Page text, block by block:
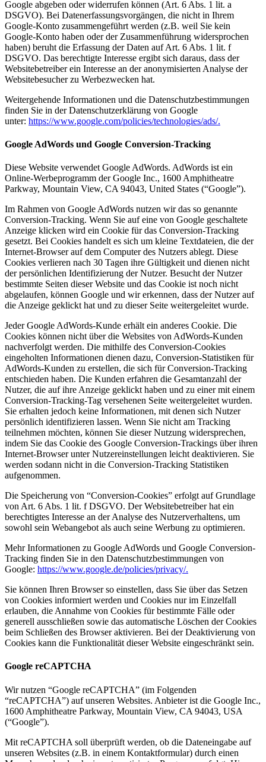
Google abgeben oder widerrufen können (Art. 6 Abs. 1 lit. a
DSGVO). Bei Datenerfassungsvorgängen, die nicht in Ihrem
Google-Konto zusammengeführt werden (z.B. weil Sie kein
Google-Konto haben oder der Zusammenführung widersprochen
haben) beruht die Erfassung der Daten auf Art. 6 Abs. 1 lit. f
DSGVO. Das berechtigte Interesse ergibt sich daraus, dass der
Websitebetreiber ein Interesse an der anonymisierten Analyse der
Websitebesucher zu Werbezwecken hat.
Weitergehende Informationen und die Datenschutzbestimmungen
finden Sie in der Datenschutzerklärung von Google
unter: https://www.google.com/policies/technologies/ads/.
Google AdWords und Google Conversion-Tracking
Diese Website verwendet Google AdWords. AdWords ist ein
Online-Werbeprogramm der Google Inc., 1600 Amphitheatre
Parkway, Mountain View, CA 94043, United States (“Google”).
Im Rahmen von Google AdWords nutzen wir das so genannte
Conversion-Tracking. Wenn Sie auf eine von Google geschaltete
Anzeige klicken wird ein Cookie für das Conversion-Tracking
gesetzt. Bei Cookies handelt es sich um kleine Textdateien, die der
Internet-Browser auf dem Computer des Nutzers ablegt. Diese
Cookies verlieren nach 30 Tagen ihre Gültigkeit und dienen nicht
der persönlichen Identifizierung der Nutzer. Besucht der Nutzer
bestimmte Seiten dieser Website und das Cookie ist noch nicht
abgelaufen, können Google und wir erkennen, dass der Nutzer auf
die Anzeige geklickt hat und zu dieser Seite weitergeleitet wurde.
Jeder Google AdWords-Kunde erhält ein anderes Cookie. Die
Cookies können nicht über die Websites von AdWords-Kunden
nachverfolgt werden. Die mithilfe des Conversion-Cookies
eingeholten Informationen dienen dazu, Conversion-Statistiken für
AdWords-Kunden zu erstellen, die sich für Conversion-Tracking
entschieden haben. Die Kunden erfahren die Gesamtanzahl der
Nutzer, die auf ihre Anzeige geklickt haben und zu einer mit einem
Conversion-Tracking-Tag versehenen Seite weitergeleitet wurden.
Sie erhalten jedoch keine Informationen, mit denen sich Nutzer
persönlich identifizieren lassen. Wenn Sie nicht am Tracking
teilnehmen möchten, können Sie dieser Nutzung widersprechen,
indem Sie das Cookie des Google Conversion-Trackings über ihren
Internet-Browser unter Nutzereinstellungen leicht deaktivieren. Sie
werden sodann nicht in die Conversion-Tracking Statistiken
aufgenommen.
Die Speicherung von “Conversion-Cookies” erfolgt auf Grundlage
von Art. 6 Abs. 1 lit. f DSGVO. Der Websitebetreiber hat ein
berechtigtes Interesse an der Analyse des Nutzerverhaltens, um
sowohl sein Webangebot als auch seine Werbung zu optimieren.
Mehr Informationen zu Google AdWords und Google Conversion-
Tracking finden Sie in den Datenschutzbestimmungen von
Google: https://www.google.de/policies/privacy/.
Sie können Ihren Browser so einstellen, dass Sie über das Setzen
von Cookies informiert werden und Cookies nur im Einzelfall
erlauben, die Annahme von Cookies für bestimmte Fälle oder
generell ausschließen sowie das automatische Löschen der Cookies
beim Schließen des Browser aktivieren. Bei der Deaktivierung von
Cookies kann die Funktionalität dieser Website eingeschränkt sein.
Google reCAPTCHA
Wir nutzen “Google reCAPTCHA” (im Folgenden
“reCAPTCHA”) auf unseren Websites. Anbieter ist die Google Inc.,
1600 Amphitheatre Parkway, Mountain View, CA 94043, USA
(“Google”).
Mit reCAPTCHA soll überprüft werden, ob die Dateneingabe auf
unseren Websites (z.B. in einem Kontaktformular) durch einen